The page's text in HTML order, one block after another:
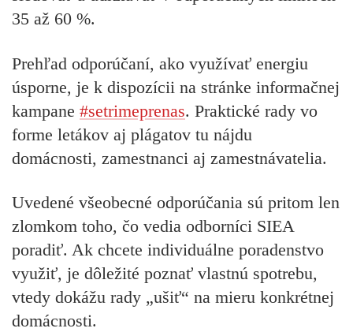
35 až 60 %.
Prehľad odporúčaní, ako využívať energiu
úsporne, je k dispozícii na stránke informačnej
kampane #setrimeprenas. Praktické rady vo
forme letákov aj plágatov tu nájdu
domácnosti, zamestnanci aj zamestnávatelia.
Uvedené všeobecné odporúčania sú pritom len
zlomkom toho, čo vedia odborníci SIEA
poradiť. Ak chcete individuálne poradenstvo
využiť, je dôležité poznať vlastnú spotrebu,
vtedy dokážu rady „ušiť“ na mieru konkrétnej
domácnosti.